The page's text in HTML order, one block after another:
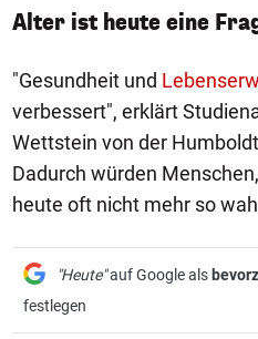
Alter ist heute eine
"Gesundheit und
verbessert", erklärt
Wettstein von der
Dadurch würden
heute oft nicht mehr so
"Heute"auf Google als
festlegen